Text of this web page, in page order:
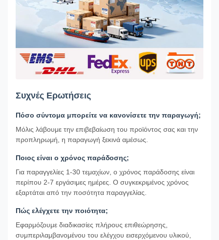
Συχνές Ερωτήσεις
Πόσο σύντομα μπορείτε να κανονίσετε την παραγωγή;
Μόλις λάβουμε την επιβεβαίωση του προϊόντος σας και την
προπληρωμή, η παραγωγή ξεκινά αμέσως.
Ποιος είναι ο χρόνος παράδοσης;
Για παραγγελίες 1-30 τεμαχίων, ο χρόνος παράδοσης είναι
περίπου 2-7 εργάσιμες ημέρες. Ο συγκεκριμένος χρόνος
εξαρτάται από την ποσότητα παραγγελίας.
Πώς ελέγχετε την ποιότητα;
Εφαρμόζουμε διαδικασίες πλήρους επιθεώρησης,
συμπεριλαμβανομένου του ελέγχου εισερχόμενου υλικού,